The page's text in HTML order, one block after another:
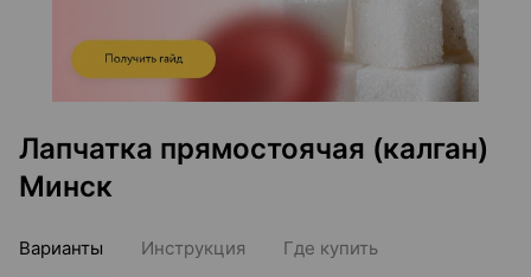
Лапчатка прямостоячая (калган)
Минск
Варианты Инструкция Где купить